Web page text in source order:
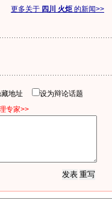
更多关于 四川 火炬 的新闻>>
藏地址
设为辩论话题
专家>>